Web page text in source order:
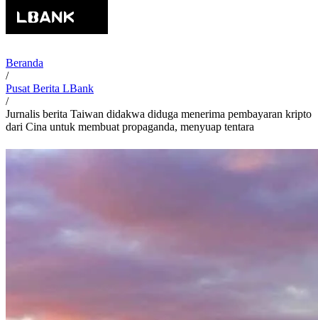
Beranda
/
Pusat Berita LBank
/
Jurnalis berita Taiwan didakwa diduga menerima pembayaran kripto
dari Cina untuk membuat propaganda, menyuap tentara